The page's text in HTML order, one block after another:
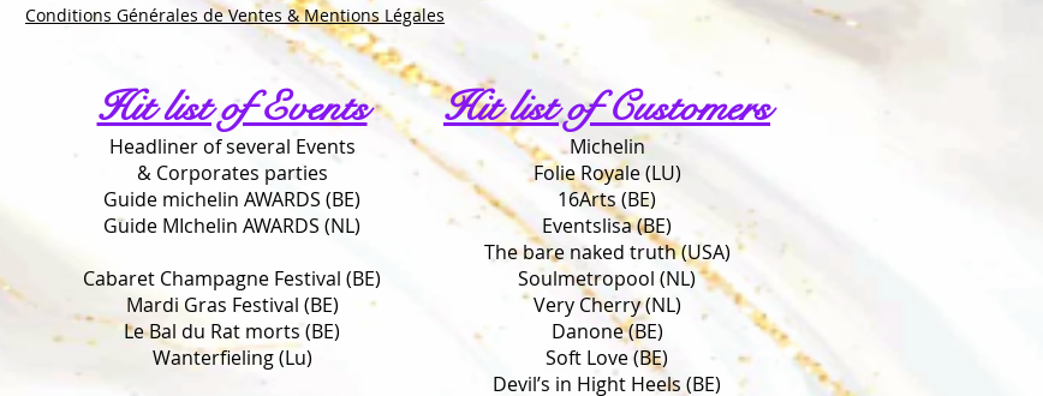
Conditions Générales de Ventes & Mentions Légales
Hit list of Events
Headliner of several Events
& Corporates parties
Guide michelin AWARDS (BE)
Guide MIchelin AWARDS (NL)
Cabaret Champagne Festival (BE)
Mardi Gras Festival (BE)
Le Bal du Rat morts (BE)
Wanterfieling (Lu)
Hit list of Customers
Michelin
Folie Royale (LU)
16Arts (BE)
Eventslisa (BE)
The bare naked truth (USA)
Soulmetropool (NL)
Very Cherry (NL)
Danone (BE)
Soft Love (BE)
Devil’s in Hight Heels (BE)